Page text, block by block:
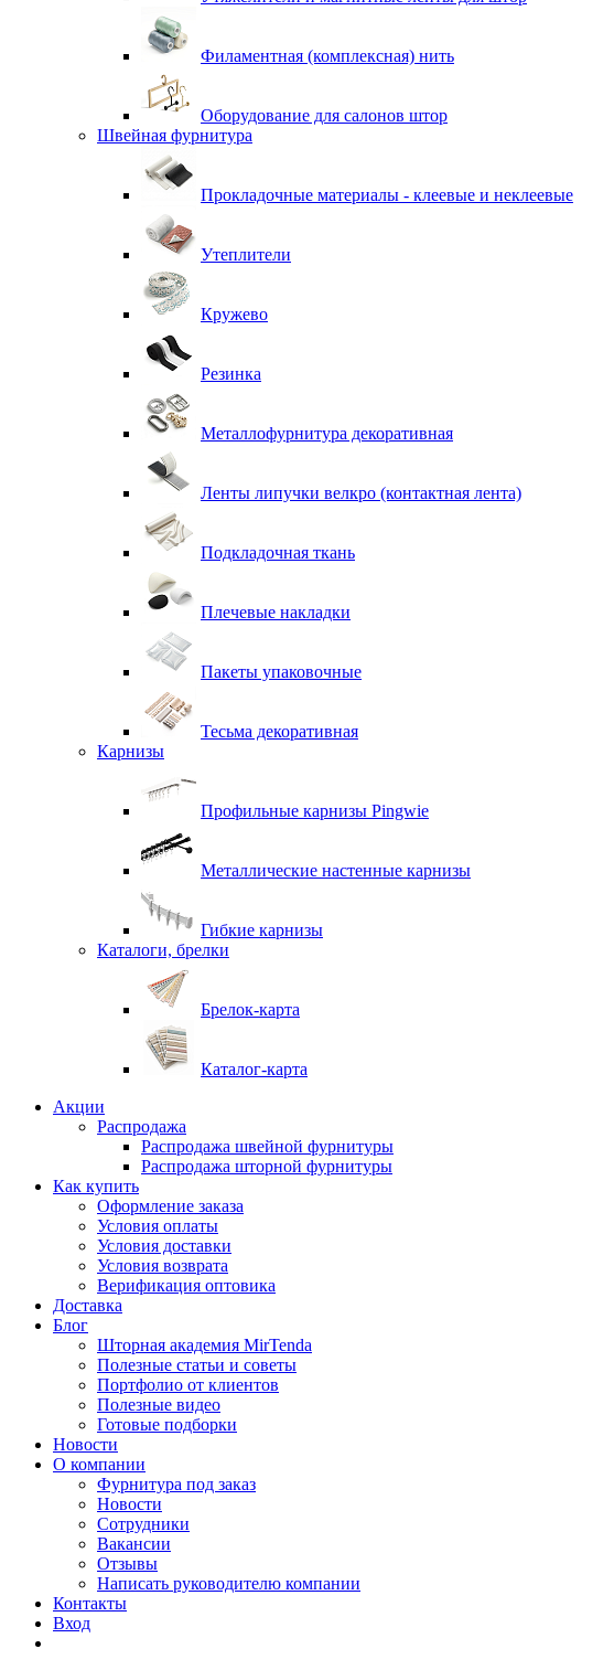
Филаментная (комплексная) нить
Оборудование для салонов штор
Швейная фурнитура
Прокладочные материалы - клеевые и неклеевые
Утеплители
Кружево
Резинка
Металлофурнитура декоративная
Ленты липучки велкро (контактная лента)
Подкладочная ткань
Плечевые накладки
Пакеты упаковочные
Тесьма декоративная
Карнизы
Профильные карнизы Pingwie
Металлические настенные карнизы
Гибкие карнизы
Каталоги, брелки
Брелок-карта
Каталог-карта
Акции
Распродажа
Распродажа швейной фурнитуры
Распродажа шторной фурнитуры
Как купить
Оформление заказа
Условия оплаты
Условия доставки
Условия возврата
Верификация оптовика
Доставка
Блог
Шторная академия MirTenda
Полезные статьи и советы
Портфолио от клиентов
Полезные видео
Готовые подборки
Новости
О компании
Фурнитура под заказ
Новости
Сотрудники
Вакансии
Отзывы
Написать руководителю компании
Контакты
Вход